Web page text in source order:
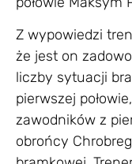
Z wypowiedzi
że jest on
liczby sytuacji
pierwszej
zawodników z
obrońcy